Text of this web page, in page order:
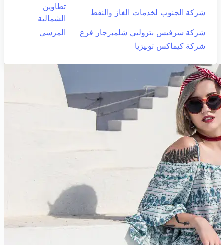
شركة الجنوب لخدمات الغاز والنفط
تطاوين
الشمالية
شركة سرفيس بتروليي شلمبرجار فرع
المرسى
شركة كيماكس تونيزيا